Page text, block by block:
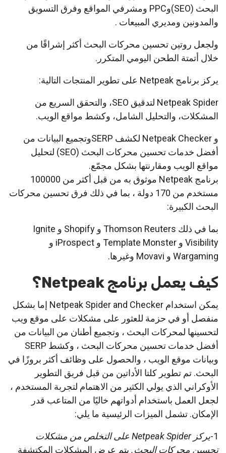
البحث (SEO)وPPC ومشرفي المواقع وفرق التسويق
والمدونين ومديري المبيعات .
ولجعل روتين تحسين محركات البحث أكثر إشراقًا من
خلال أتمتة الطحن اليومي المتكرر.
يركز برنامج Netpeak على تطوير المنتجات التالية:
Netpeak Spider لتدقيق SEO، والتحقق السريع من
المشكلات، والتحليل الشامل، وكشط مواقع الويب.
و Netpeak Checker لكشف SERPوتجميع البيانات من
أفضل خدمات تحسين محركات البحث (SEO) لتحليل
مواقع الويب ومقارنتها بشكل مجمّع.
برنامج Netpeak موثوق به من قبل أكثر من 100000
مستخدم من 170 دولة ، بما في ذلك فرق تحسين محركات
البحث الكبيرة:
بما في ذلك Thomson Reuters و Shopify و Ignite
Visibility و Template Monster و iProspect و
Wargaming و Movavi وغيرها.
كيف يعمل برنامج Netpeak؟
يمكن استخدام Netpeak Spider and Checker إما بشكل
منفصل أو في حزمة للعثور على مشكلات على موقع ويب
لتحسينها لمحركات البحث ، وتجميع أطنان من البيانات من
أفضل خدمات تحسين محركات البحث ، وكشط SERP
وبيانات موقع الويب ، والحصول على وظائف أكثر بروزًا في
البحث. تم تطوير كلتا الأداتين من قبل فريق التطوير
الأوكراني الذي يولي الكثير من الاهتمام لتجربة المستخدم ،
لجعل العمل باستخدام أدواتهم خاليًا من المتاعب قدر
الإمكان. تشمل الميزات الرئيسية ما يلي:
1-
يركز Netpeak Spider على التخلص من مشكلات
تحسين محركات البحث. يتم عرض المشكلات المكتشفة